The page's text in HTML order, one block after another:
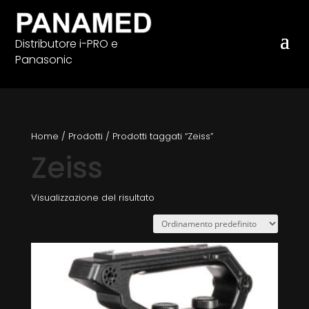
Distributore i-PRO e
Panasonic
Home / Prodotti / Prodotti taggati “Zeiss”
Zeiss
Visualizzazione del risultato